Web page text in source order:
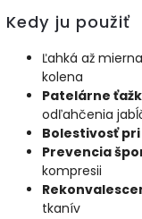
Kedy ju použiť
Ľahká až mierna
kolena
Patelárne
odľahčenia
Bolestivosť
Prevencia
kompresii
tkanív